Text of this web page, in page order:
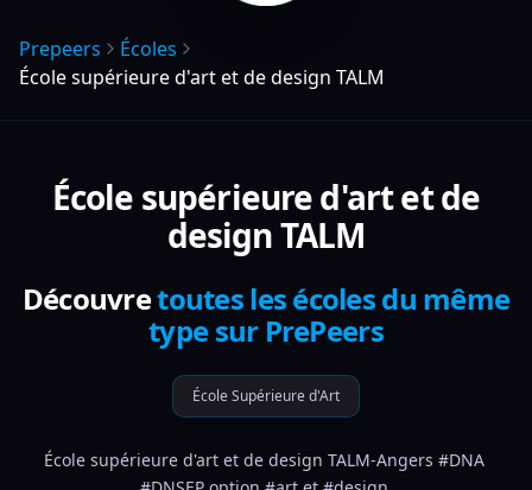
Prepeers
Écoles
École supérieure d'art et de design TALM
École supérieure d'art et de
design TALM
Découvretoutes les écoles du même
type sur PrePeers
École Supérieure d'Art
École supérieure d'art et de design TALM-Angers #DNA